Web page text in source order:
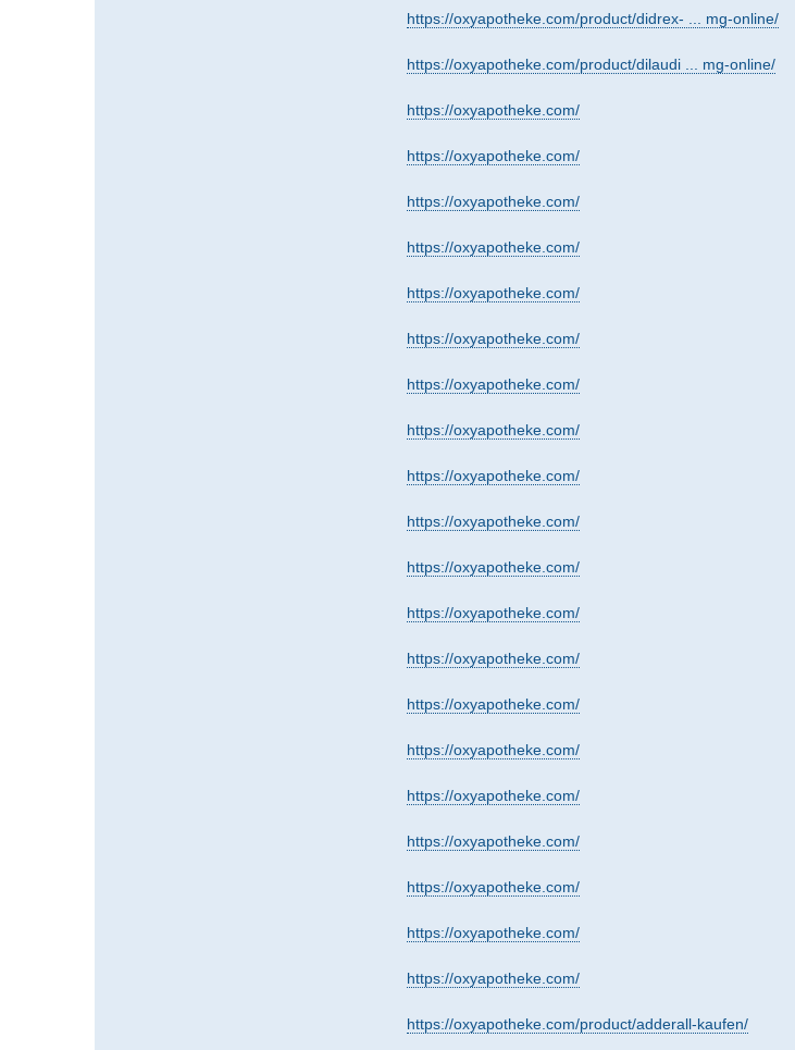
https://oxyapotheke.com/product/didrex- ... mg-online/
https://oxyapotheke.com/product/dilaudi ... mg-online/
https://oxyapotheke.com/
https://oxyapotheke.com/
https://oxyapotheke.com/
https://oxyapotheke.com/
https://oxyapotheke.com/
https://oxyapotheke.com/
https://oxyapotheke.com/
https://oxyapotheke.com/
https://oxyapotheke.com/
https://oxyapotheke.com/
https://oxyapotheke.com/
https://oxyapotheke.com/
https://oxyapotheke.com/
https://oxyapotheke.com/
https://oxyapotheke.com/
https://oxyapotheke.com/
https://oxyapotheke.com/
https://oxyapotheke.com/
https://oxyapotheke.com/
https://oxyapotheke.com/
https://oxyapotheke.com/product/adderall-kaufen/